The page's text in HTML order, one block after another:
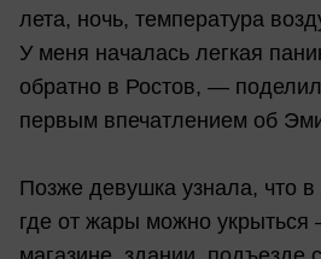
лета, ночь, температура
У меня началась легкая
обратно в Ростов, —
первым впечатлением об
Позже девушка узнала, что
где от жары можно